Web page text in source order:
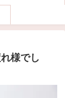
様でし